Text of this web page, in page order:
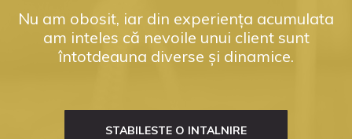
Nu am obosit, iar din experiența acumulata
am inteles că nevoile unui client sunt
întotdeauna diverse și dinamice.
STABILESTE O INTALNIRE